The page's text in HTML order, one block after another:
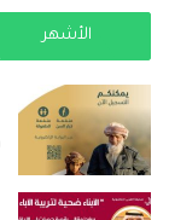
الأشهر